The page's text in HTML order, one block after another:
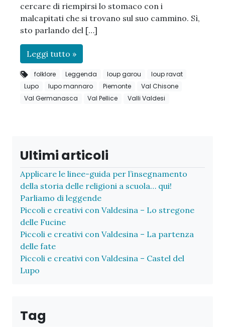
cercare di riempirsi lo stomaco con i
malcapitati che si trovano sul suo cammino. Sì,
sto parlando del […]
Leggi tutto »
folklore Leggenda loup garou
loup ravat
Lupo
lupo mannaro Piemonte
Val Chisone
Val Germanasca
Val Pellice Valli Valdesi
Ultimi articoli
Applicare le linee-guida per l’insegnamento
della storia delle religioni a scuola… qui!
Parliamo di leggende
Piccoli e creativi con Valdesina – Lo stregone
delle Fucine
Piccoli e creativi con Valdesina – La partenza
delle fate
Piccoli e creativi con Valdesina – Castel del
Lupo
Tag